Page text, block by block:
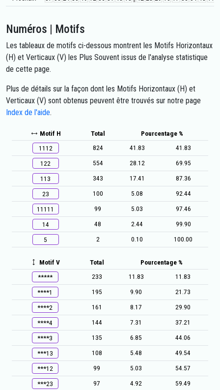
Numéros | Motifs
Les tableaux de motifs ci-dessous montrent les Motifs Horizontaux
(H) et Verticaux (V) les Plus Souvent issus de l'analyse statistique
de cette page.
Plus de détails sur la façon dont les Motifs Horizontaux (H) et
Verticaux (V) sont obtenus peuvent être trouvés sur notre page
Index de l'aide.
Motif H Total
Pourcentage %
1112
824 41.83
41.83
122
554 28.12
69.95
113
343 17.41
87.36
23
100 5.08
92.44
11111
99 5.03
97.46
14
48 2.44
99.90
5
2 0.10 100.00
Motif V Total
Pourcentage %
*****
233 11.83
11.83
****1
195 9.90
21.73
****2
161 8.17
29.90
****4
144 7.31
37.21
****3
135 6.85
44.06
***13
108 5.48
49.54
***12
99 5.03
54.57
***23
97 4.92
59.49